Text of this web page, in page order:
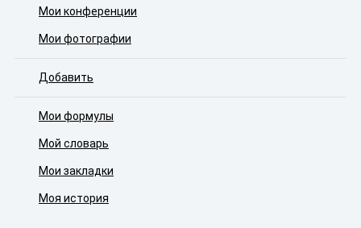
Мои конференции
Мои фотографии
Добавить
Мои формулы
Мой словарь
Мои закладки
Моя история